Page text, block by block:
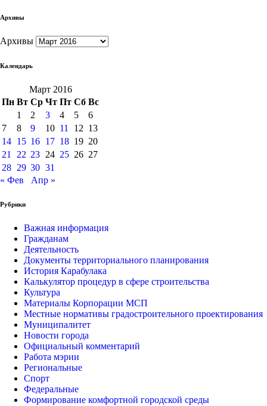
Архивы
Архивы
Календарь
Март 2016
Пн Вт Ср Чт Пт Сб Вс
1
2 3 4 5
6
7
8 9 10 11 12 13
14 15 16 17 18 19 20
21
22 23 24 25 26 27
28 29 30 31
« Фев
Апр »
Рубрики
Важная информация
Гражданам
Деятельность
Документы территориального планирования
История Карабулака
Калькулятор процедур в сфере строительства
Культура
Материалы Корпорации МСП
Местные нормативы градостроительного проектирования
Муниципалитет
Новости города
Официальный комментарий
Работа мэрии
Региональные
Спорт
Федеральные
Формирование комфортной городской среды